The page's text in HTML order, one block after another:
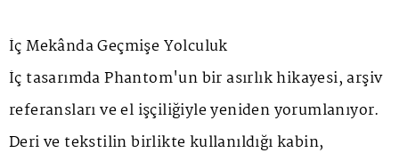
İç Mekânda Geçmişe Yolculuk
İç tasarımda Phantom'un bir asırlık hikayesi, arşiv
referansları ve el işçiliğiyle yeniden yorumlanıyor.
Deri ve tekstilin birlikte kullanıldığı kabin,